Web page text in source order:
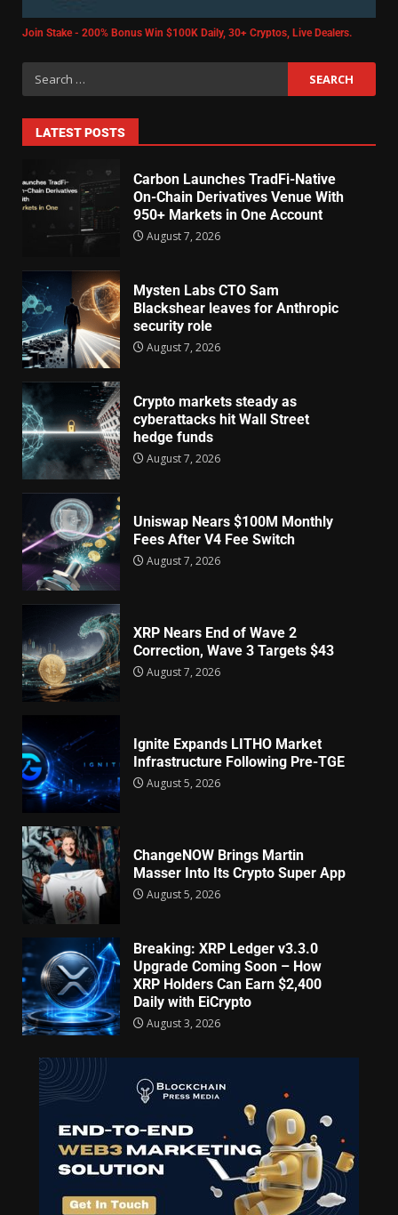
Join Stake - 200% Bonus Win $100K Daily, 30+ Cryptos, Live Dealers.
LATEST POSTS
Carbon Launches TradFi-Native
On-Chain Derivatives Venue With
950+ Markets in One Account
August 7, 2026
Mysten Labs CTO Sam
Blackshear leaves for Anthropic
security role
August 7, 2026
Crypto markets steady as
cyberattacks hit Wall Street
hedge funds
August 7, 2026
Uniswap Nears $100M Monthly
Fees After V4 Fee Switch
August 7, 2026
XRP Nears End of Wave 2
Correction, Wave 3 Targets $43
August 7, 2026
Ignite Expands LITHO Market
Infrastructure Following Pre-TGE
August 5, 2026
ChangeNOW Brings Martin
Masser Into Its Crypto Super App
August 5, 2026
Breaking: XRP Ledger v3.3.0
Upgrade Coming Soon – How
XRP Holders Can Earn $2,400
Daily with EiCrypto
August 3, 2026